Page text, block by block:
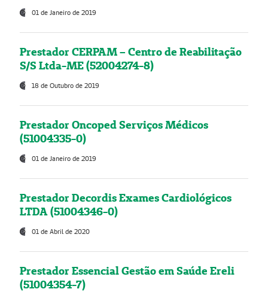
01 de Janeiro de 2019
Prestador CERPAM – Centro de Reabilitação
S/S Ltda-ME (52004274-8)
18 de Outubro de 2019
Prestador Oncoped Serviços Médicos
(51004335-0)
01 de Janeiro de 2019
Prestador Decordis Exames Cardiológicos
LTDA (51004346-0)
01 de Abril de 2020
Prestador Essencial Gestão em Saúde Ereli
(51004354-7)